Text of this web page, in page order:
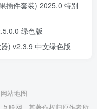
插件套装) 2025.0 特别
绿色版
) v2.3.9 中文绿色版
网站地图